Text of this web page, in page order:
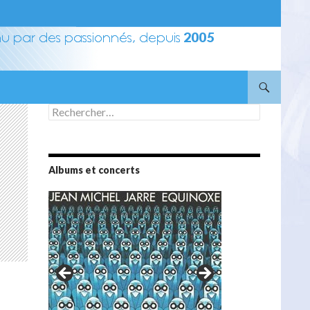
Rechercher :
Albums et concerts